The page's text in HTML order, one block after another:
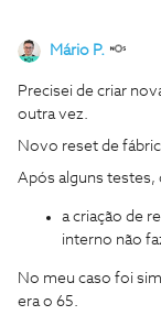
Mário P.
Precisei de criar
outra vez.
Novo reset de
Após alguns testes,
a criação de
interno não
No meu caso foi
era o 65.